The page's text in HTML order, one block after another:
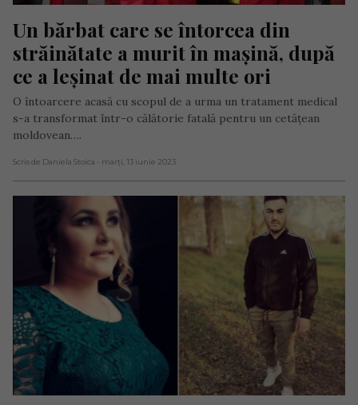
Un bărbat care se întorcea din
străinătate a murit în mașină, după
ce a leșinat de mai multe ori
O întoarcere acasă cu scopul de a urma un tratament medical
s-a transformat într-o călătorie fatală pentru un cetățean
moldovean….
Scris de Daniela Stoica - marți, 13 iunie 2023